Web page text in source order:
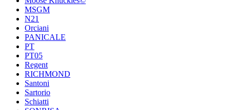
MSGM
N21
Orciani
PANICALE
PT
PT05
Regent
RICHMOND
Santoni
Sartorio
Schiatti